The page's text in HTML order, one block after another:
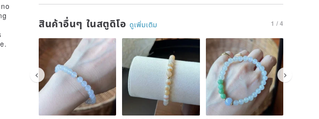
สินค้าอื่นๆ ในสตูดิโอ ดูเพิ่มเติม 1 / 4